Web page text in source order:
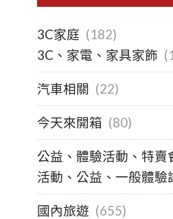
3C家庭 (182)
3C、家電、家具家飾
汽車相關 (22)
今天來開箱 (80)
公益、體驗活動、特賣
活動、公益、一般體驗
國內旅遊 (655)